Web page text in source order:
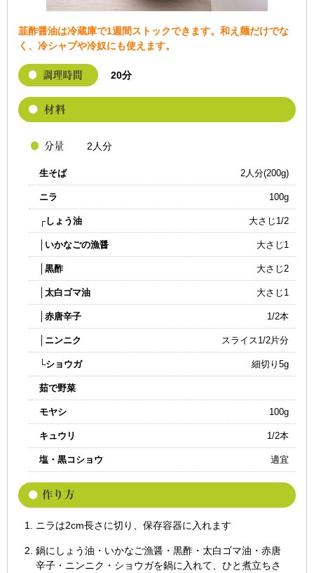
韮酢醤油は冷蔵庫で1週間ストックできます。和え麺だけでな
く、冷シャブや冷奴にも使えます。
20分
2人分
生そば 2人分(200g)
ニラ 100g
┌しょう油 大さじ1/2
│いかなごの漁醤 大さじ1
│黒酢 大さじ2
│太白ゴマ油 大さじ1
│赤唐辛子 1/2本
│ニンニク スライス1/2片分
└ショウガ 細切り5g
茹で野菜
モヤシ 100g
キュウリ 1/2本
塩・黒コショウ 適宜
ニラは2cm長さに切り、保存容器に入れます
鍋にしょう油・いかなご漁醤・黒酢・太白ゴマ油・赤唐
辛子・ニンニク・ショウガを鍋に入れて、ひと煮立ちさ